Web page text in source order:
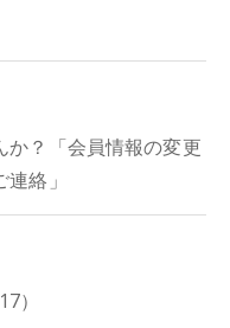
か？「会員情報の変更
絡」
）